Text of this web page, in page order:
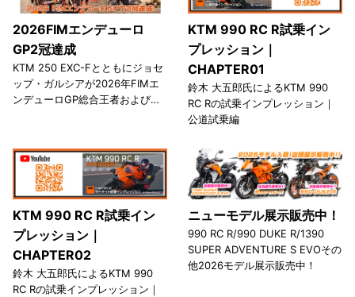
2026FIMエンデューロ
GP2冠達成
KTM 250 EXC-Fとともにジョセ
ップ・ガルシアが2026年FIMエ
ンデューロGP総合王者およびエ
KTM 990 RC R試乗イン
プレッション｜
CHAPTER01
鈴木 大五郎氏によるKTM 990
RC Rの試乗インプレッション｜
公道試乗編
KTM 990 RC R試乗イン
プレッション｜
CHAPTER02
鈴木 大五郎氏によるKTM 990
RC Rの試乗インプレッション｜
ニューモデル展示販売中！
990 RC R/990 DUKE R/1390
SUPER ADVENTURE S EVOその
他2026モデル展示販売中！